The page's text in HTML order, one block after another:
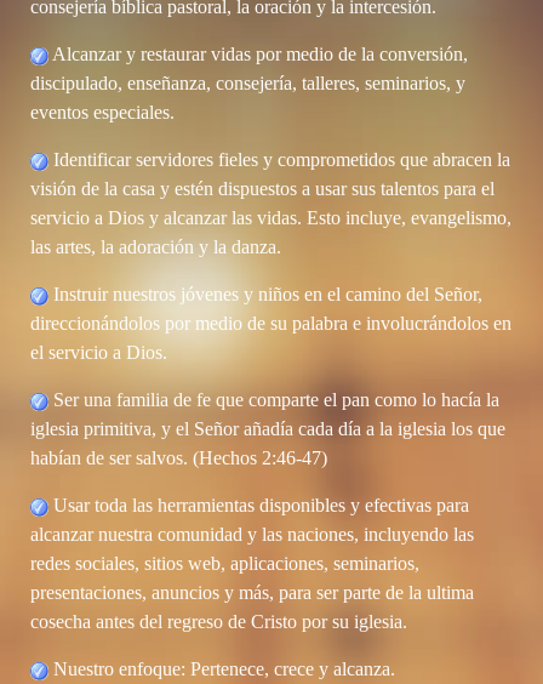
consejería bíblica pastoral, la oración y la intercesión.
Alcanzar y restaurar vidas por medio de la conversión,
discipulado, enseñanza, consejería, talleres, seminarios, y
eventos especiales.
Identificar servidores fieles y comprometidos que abracen la
visión de la casa y estén dispuestos a usar sus talentos para el
servicio a Dios y alcanzar las vidas. Esto incluye, evangelismo,
las artes, la adoración y la danza.
Instruir nuestros jóvenes y niños en el camino del Señor,
direccionándolos por medio de su palabra e involucrándolos en
el servicio a Dios.
Ser una familia de fe que comparte el pan como lo hacía la
iglesia primitiva, y el Señor añadía cada día a la iglesia los que
habían de ser salvos. (Hechos 2:46-47)
Usar toda las herramientas disponibles y efectivas para
alcanzar nuestra comunidad y las naciones, incluyendo las
redes sociales, sitios web, aplicaciones, seminarios,
presentaciones, anuncios y más, para ser parte de la ultima
cosecha antes del regreso de Cristo por su iglesia.
Nuestro enfoque: Pertenece, crece y alcanza.